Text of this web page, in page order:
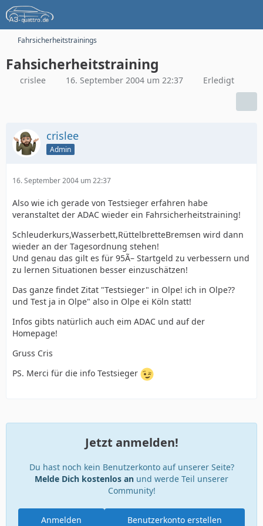
Fahrsicherheitstrainings
Fahsicherheitstraining
crislee 16. September 2004 um 22:37 Erledigt
crislee
Admin
16. September 2004 um 22:37
Also wie ich gerade von Testsieger erfahren habe
veranstaltet der ADAC wieder ein Fahrsicherheitstraining!
Schleuderkurs,Wasserbett,RüttelbretteBremsen wird dann
wieder an der Tagesordnung stehen!
Und genau das gilt es für 95Ã– Startgeld zu verbessern und
zu lernen Situationen besser einzuschätzen!
Das ganze findet Zitat "Testsieger" in Olpe! ich in Olpe??
und Test ja in Olpe" also in Olpe ei Köln statt!
Infos gibts natürlich auch eim ADAC und auf der
Homepage!
Gruss Cris
PS. Merci für die info Testsieger
Jetzt anmelden!
Du hast noch kein Benutzerkonto auf unserer Seite?
Melde Dich kostenlos an und werde Teil unserer
Community!
Benutzerkonto erstellen
Anmelden